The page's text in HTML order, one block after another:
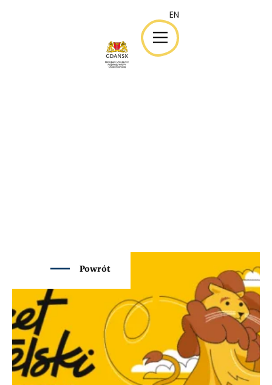
EN
Powrót